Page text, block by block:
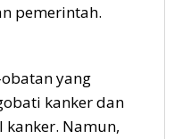
pemerintah.
yang
kanker dan
kanker. Namun,